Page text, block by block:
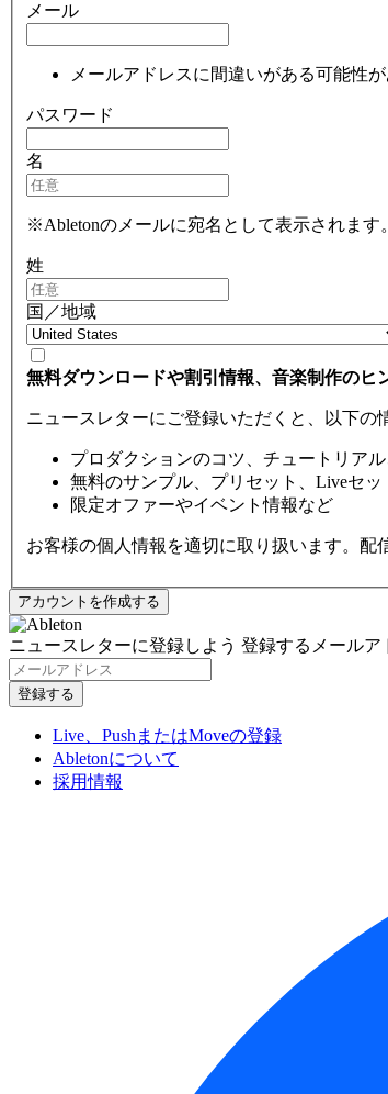
メール
メールアドレスに間違いがある可能性が
パスワード
名
※Abletonのメールに宛名として表示されます。
姓
国／地域
無料ダウンロードや割引情報、音楽制作のヒ
ニュースレターにご登録いただくと、以下の
プロダクションのコツ、チュートリア
無料のサンプル、プリセット、Liveセッ
限定オファーやイベント情報など
お客様の個人情報を適切に取り扱います。配
ニュースレターに登録しよう 登録するメールア
Live、PushまたはMoveの登録
Abletonについて
採用情報